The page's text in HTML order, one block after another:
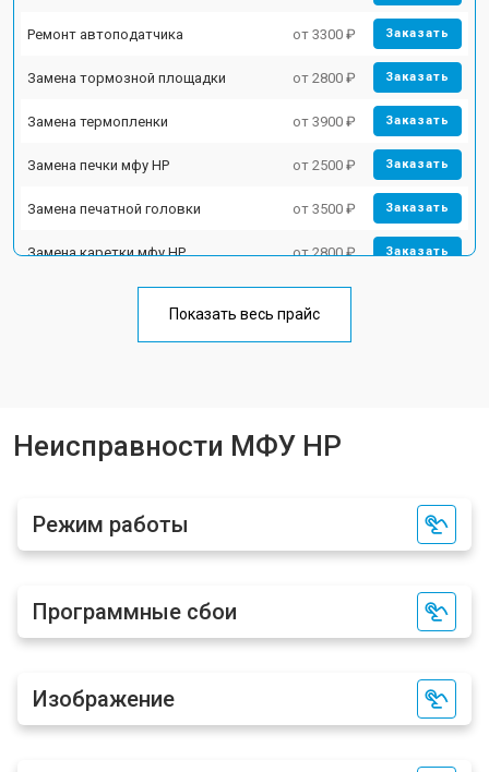
Ремонт автоподатчика от 3300 ₽ Заказать
Замена тормозной площадки от 2800 ₽ Заказать
Замена термопленки от 3900 ₽ Заказать
Замена печки мфу HP от 2500 ₽ Заказать
Замена печатной головки от 3500 ₽ Заказать
Замена каретки мфу HP от 2800 ₽ Заказать
Замена блока питания от 2500 ₽
Показать весь прайс
Неисправности МФУ HP
Режим работы
Программные сбои
Изображение